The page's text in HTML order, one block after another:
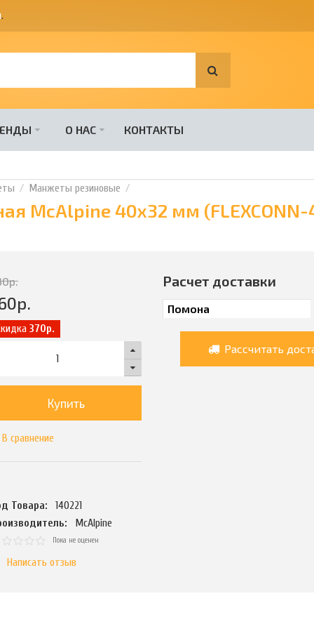
.
О НАС КОНТАКТЫ
Манжеты резиновые
McAlpine 40x32 мм (FLEXCONN-
р.
р.
370р.
Купить
В сравнение
Товара:
140221
McAlpine
Пока не оценен
Написать отзыв
Расчет доставки
Рассчитать